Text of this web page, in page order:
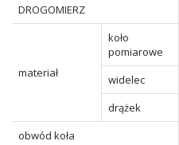
DROGOMIERZ
materiał
koło
pomiarowe
widelec
drążek
obwód koła